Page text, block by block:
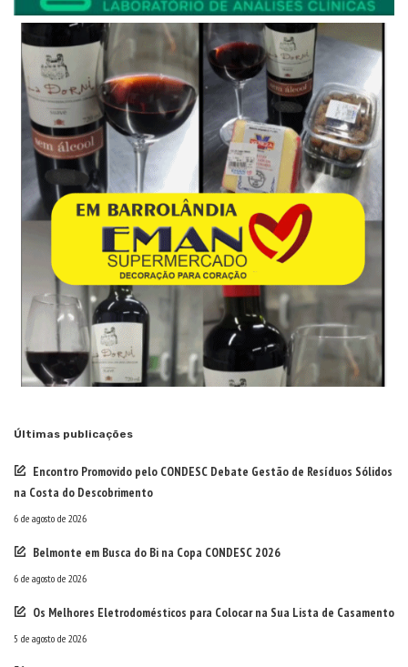
Últimas publicações
Encontro Promovido pelo CONDESC Debate Gestão de Resíduos Sólidos
na Costa do Descobrimento
6 de agosto de 2026
Belmonte em Busca do Bi na Copa CONDESC 2026
6 de agosto de 2026
Os Melhores Eletrodomésticos para Colocar na Sua Lista de Casamento
5 de agosto de 2026